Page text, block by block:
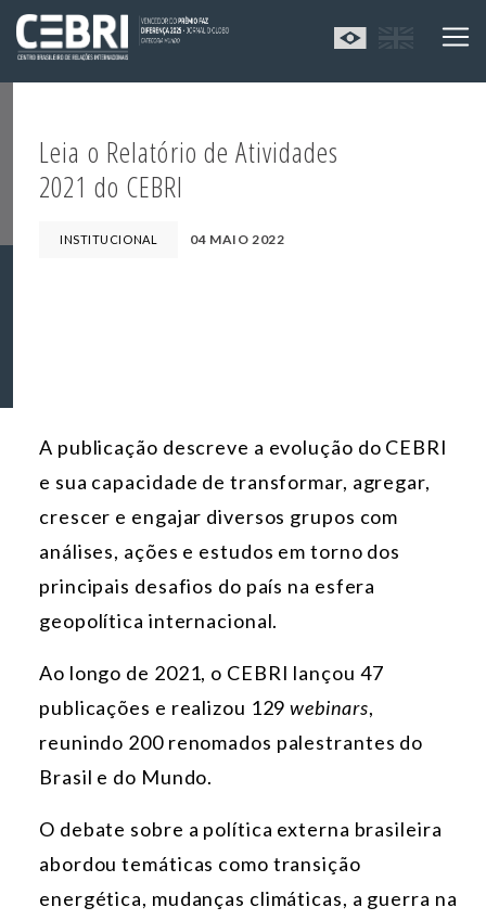
Leia o Relatório de Atividades
2021 do CEBRI
INSTITUCIONAL 04 MAIO 2022
A publicação descreve a evolução do CEBRI
e sua capacidade de transformar, agregar,
crescer e engajar diversos grupos com
análises, ações e estudos em torno dos
principais desafios do país na esfera
geopolítica internacional.
Ao longo de 2021, o CEBRI lançou 47
publicações e realizou 129webinars,
reunindo 200 renomados palestrantes do
Brasil e do Mundo.
O debate sobre a política externa brasileira
abordou temáticas como transição
energética, mudanças climáticas, a guerra na